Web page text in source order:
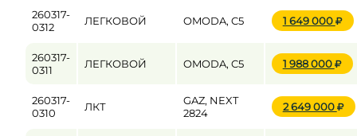
260317-
0312
ЛЕГКОВОЙ OMODA, C5 1 649 000
260317-
0311
ЛЕГКОВОЙ OMODA, C5 1 988 000
260317-
0310
ЛКТ
GAZ, NEXT
2824
2 649 000